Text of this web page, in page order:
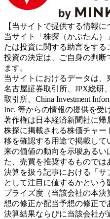
【当サイトで提供する情報に
当サイト「株探（かぶたん）
たは投資に関する助言をする
投資の決定は、ご自身の判断
ます。
当サイトにおけるデータは、
名古屋証券取引所、JPX総研
取引所、China Investment
Inc. 等からの情報の提供を受
著作権は日本経済新聞社に帰
株探に掲載される株価チャ
移を確認する用途で掲載し
来の価値の動向を示唆あるい
た、売買を推奨するものでは
決算を扱う記事における「サ
として注目に値するかとい
プライズ度（当該会社の本
想の修正か配当予想の修正で
決算結果ならびに当該会社が